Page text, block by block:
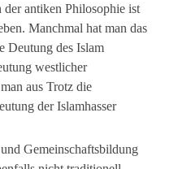
antiken Philosophie ist
Manchmal hat man das
Deutung des Islam
westlicher
aus Trotz die
der Islamhasser
Gemeinschaftsbildung